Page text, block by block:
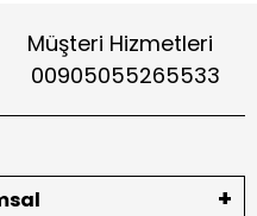
Müşteri Hizmetleri
00905055265533